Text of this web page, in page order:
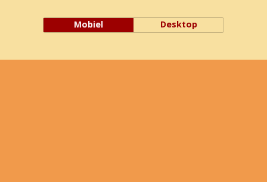
Mobiel Desktop